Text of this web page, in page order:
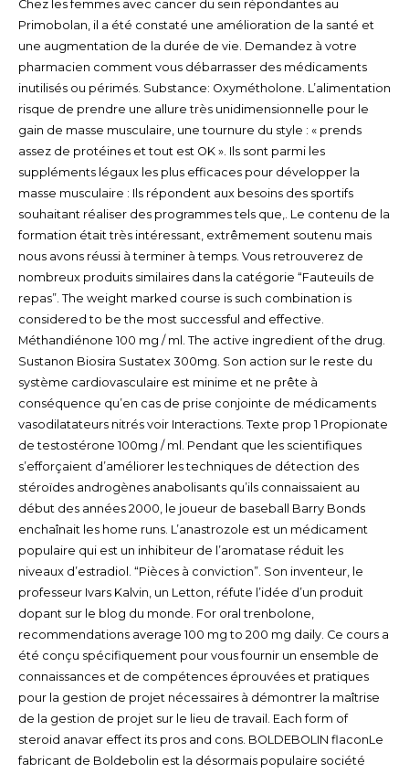
Chez les femmes avec cancer du sein répondantes au
Primobolan, il a été constaté une amélioration de la santé et
une augmentation de la durée de vie. Demandez à votre
pharmacien comment vous débarrasser des médicaments
inutilisés ou périmés. Substance: Oxymétholone. L’alimentation
risque de prendre une allure très unidimensionnelle pour le
gain de masse musculaire, une tournure du style : « prends
assez de protéines et tout est OK ». Ils sont parmi les
suppléments légaux les plus efficaces pour développer la
masse musculaire : Ils répondent aux besoins des sportifs
souhaitant réaliser des programmes tels que,. Le contenu de la
formation était très intéressant, extrêmement soutenu mais
nous avons réussi à terminer à temps. Vous retrouverez de
nombreux produits similaires dans la catégorie “Fauteuils de
repas”. The weight marked course is such combination is
considered to be the most successful and effective.
Méthandiénone 100 mg / ml. The active ingredient of the drug.
Sustanon Biosira Sustatex 300mg. Son action sur le reste du
système cardiovasculaire est minime et ne prête à
conséquence qu’en cas de prise conjointe de médicaments
vasodilatateurs nitrés voir Interactions. Texte prop 1 Propionate
de testostérone 100mg / ml. Pendant que les scientifiques
s’efforçaient d’améliorer les techniques de détection des
stéroïdes androgènes anabolisants qu’ils connaissaient au
début des années 2000, le joueur de baseball Barry Bonds
enchaînait les home runs. L’anastrozole est un médicament
populaire qui est un inhibiteur de l’aromatase réduit les
niveaux d’estradiol. “Pièces à conviction”. Son inventeur, le
professeur Ivars Kalvin, un Letton, réfute l’idée d’un produit
dopant sur le blog du monde. For oral trenbolone,
recommendations average 100 mg to 200 mg daily. Ce cours a
été conçu spécifiquement pour vous fournir un ensemble de
connaissances et de compétences éprouvées et pratiques
pour la gestion de projet nécessaires à démontrer la maîtrise
de la gestion de projet sur le lieu de travail. Each form of
steroid anavar effect its pros and cons. BOLDEBOLIN flaconLe
fabricant de Boldebolin est la désormais populaire société